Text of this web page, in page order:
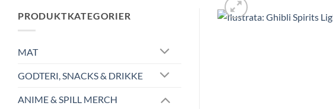
PRODUKTKATEGORIER
MAT
GODTERI, SNACKS & DRIKKE
ANIME & SPILL MERCH